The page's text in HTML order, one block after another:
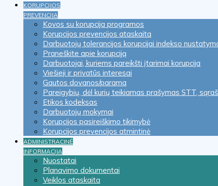
KORUPCIJOS
PREVENCIJA
Kovos su korupcija programos
Korupcijos prevencijos ataskaita
Darbuotojų tolerancijos korupcijai indekso
Praneškite apie korupciją
Darbuotojai, kuriems pareikšti įtarimai korupcija
Viešieji ir privatūs interesai
Gautos dovanos/parama
Pareigybių, dėl kurių teikiamas prašymas STT,
Etikos kodeksas
Darbuotojų mokymai
Korupcijos pasireiškimo tikimybė
Korupcijos prevencijos atmintinė
ADMINISTRACINĖ
INFORMACIJA
Nuostatai
Planavimo dokumentai
Veiklos ataskaita